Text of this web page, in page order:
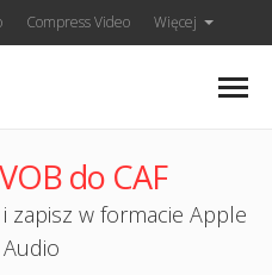
Compress Video Więcej
do CAF
zapisz w formacie Apple